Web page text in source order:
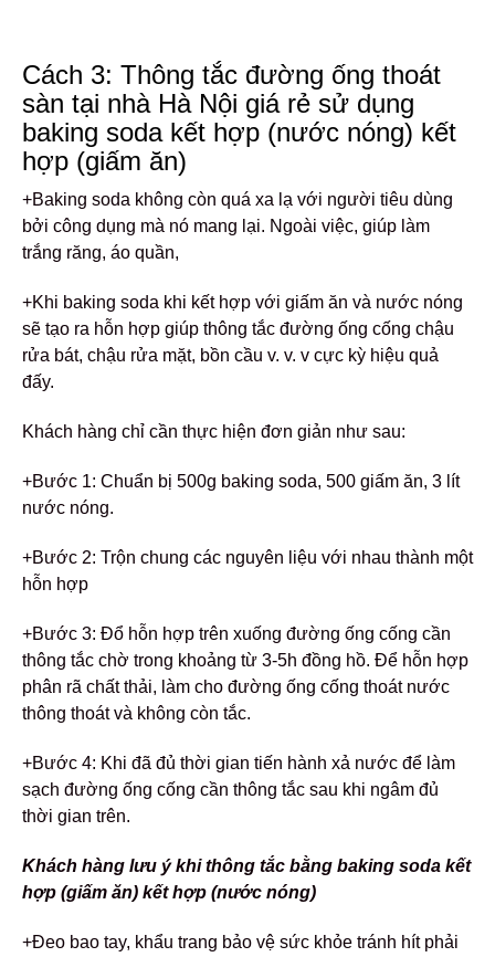
Cách 3: Thông tắc đường ống thoát
sàn tại nhà Hà Nội giá rẻ sử dụng
baking soda kết hợp (nước nóng) kết
hợp (giấm ăn)
+Baking soda không còn quá xa lạ với người tiêu dùng
bởi công dụng mà nó mang lại. Ngoài việc, giúp làm
trắng răng, áo quần,
+Khi baking soda khi kết hợp với giấm ăn và nước nóng
sẽ tạo ra hỗn hợp giúp thông tắc đường ống cống chậu
rửa bát, chậu rửa mặt, bồn cầu v. v. v cực kỳ hiệu quả
đấy.
Khách hàng chỉ cần thực hiện đơn giản như sau:
+Bước 1: Chuẩn bị 500g baking soda, 500 giấm ăn, 3 lít
nước nóng.
+Bước 2: Trộn chung các nguyên liệu với nhau thành một
hỗn hợp
+Bước 3: Đổ hỗn hợp trên xuống đường ống cống cần
thông tắc chờ trong khoảng từ 3-5h đồng hồ. Để hỗn hợp
phân rã chất thải, làm cho đường ống cống thoát nước
thông thoát và không còn tắc.
+Bước 4: Khi đã đủ thời gian tiến hành xả nước để làm
sạch đường ống cống cần thông tắc sau khi ngâm đủ
thời gian trên.
Khách hàng lưu ý khi thông tắc bằng baking soda kết
hợp (giấm ăn) kết hợp (nước nóng)
+Đeo bao tay, khẩu trang bảo vệ sức khỏe tránh hít phải